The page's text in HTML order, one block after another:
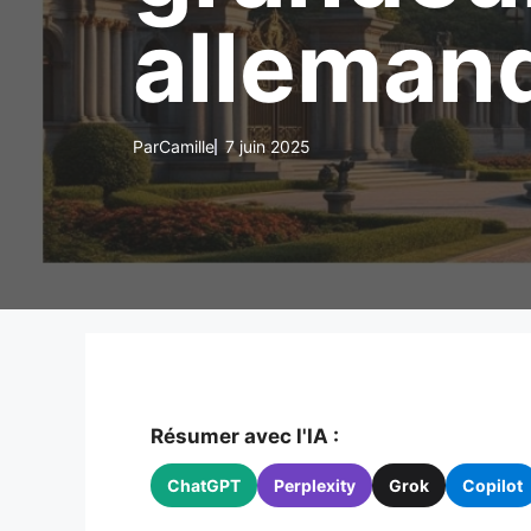
ParCamille 7 juin 2025
Résumer avec l'IA :
ChatGPT Perplexity Grok Copilot